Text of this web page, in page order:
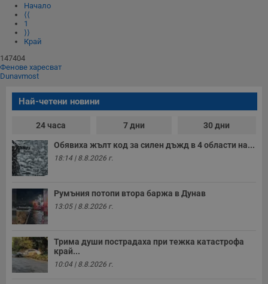
Начало
⟨⟨
1
⟩⟩
Край
147404
Фенове харесват
Dunavmost
Най-четени новини
24 часа 7 дни 30 дни
Обявиха жълт код за силен дъжд в 4 области на...
18:14 | 8.8.2026 г.
Румъния потопи втора баржа в Дунав
13:05 | 8.8.2026 г.
Трима души пострадаха при тежка катастрофа
край...
10:04 | 8.8.2026 г.